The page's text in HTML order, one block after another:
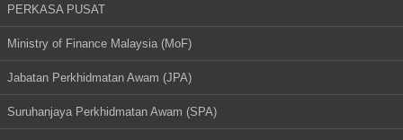
PERKASA PUSAT
Ministry of Finance Malaysia (MoF)
Jabatan Perkhidmatan Awam (JPA)
Suruhanjaya Perkhidmatan Awam (SPA)